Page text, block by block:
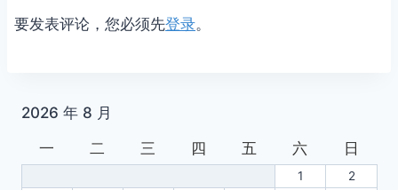
要发表评论，您必须先登录。
2026 年 8 月
一
二 三 四 五 六 日
1
2